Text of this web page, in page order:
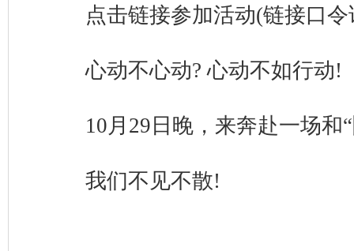
点击链接参加活动(链接口令
心动不心动? 心动不如行动!
10月29日晚，来奔赴一场和“
我们不见不散!